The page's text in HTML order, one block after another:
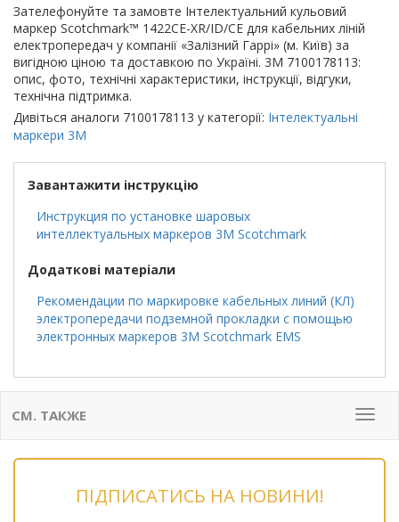
Зателефонуйте та замовте Інтелектуальний кульовий
маркер Scotchmark™ 1422CE-XR/ID/CE для кабельних ліній
електропередач у компанії «Залізний Гаррі» (м. Київ) за
вигідною ціною та доставкою по Україні. 3M 7100178113:
опис, фото, технічні характеристики, інструкції, відгуки,
технічна підтримка.
Дивіться аналоги 7100178113 у категорії: Інтелектуальні
маркери 3M
Завантажити інструкцію
Инструкция по установке шаровых
интеллектуальных маркеров 3M Scotchmark
Додаткові матеріали
Рекомендации по маркировке кабельных линий (КЛ)
электропередачи подземной прокладки с помощью
электронных маркеров 3M Scotchmark EMS
Меню
СМ. ТАКЖЕ
ПІДПИСАТИСЬ НА НОВИНИ!